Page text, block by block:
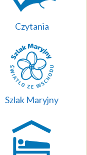
Czytania
Szlak Maryjny